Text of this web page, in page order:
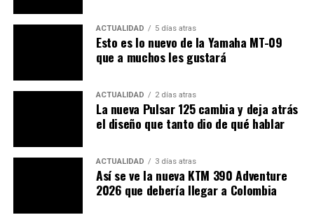
ACTUALIDAD 5 días atras
Esto es lo nuevo de la Yamaha MT-09
que a muchos les gustará
ACTUALIDAD 2 días atras
La nueva Pulsar 125 cambia y deja atrás
el diseño que tanto dio de qué hablar
ACTUALIDAD 3 días atras
Así se ve la nueva KTM 390 Adventure
2026 que debería llegar a Colombia